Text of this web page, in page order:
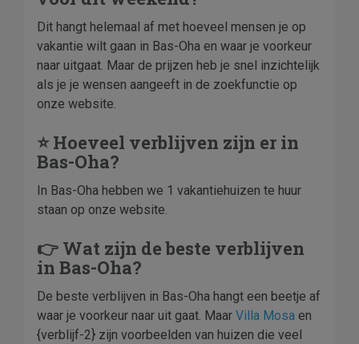
Dit hangt helemaal af met hoeveel mensen je op
vakantie wilt gaan in Bas-Oha en waar je voorkeur
naar uitgaat. Maar de prijzen heb je snel inzichtelijk
als je je wensen aangeeft in de zoekfunctie op
onze website.
⭐ Hoeveel verblijven zijn er in
Bas-Oha?
In Bas-Oha hebben we 1 vakantiehuizen te huur
staan op onze website.
👉 Wat zijn de beste verblijven
in Bas-Oha?
De beste verblijven in Bas-Oha hangt een beetje af
waar je voorkeur naar uit gaat. Maar Villa Mosa en
{verblijf-2} zijn voorbeelden van huizen die veel